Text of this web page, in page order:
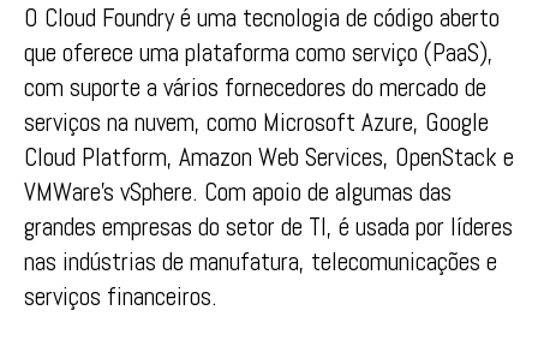
O Cloud Foundry é uma tecnologia de código aberto
que oferece uma plataforma como serviço (PaaS),
com suporte a vários fornecedores do mercado de
serviços na nuvem, como Microsoft Azure, Google
Cloud Platform, Amazon Web Services, OpenStack e
VMWare’s vSphere. Com apoio de algumas das
grandes empresas do setor de TI, é usada por líderes
nas indústrias de manufatura, telecomunicações e
serviços financeiros.